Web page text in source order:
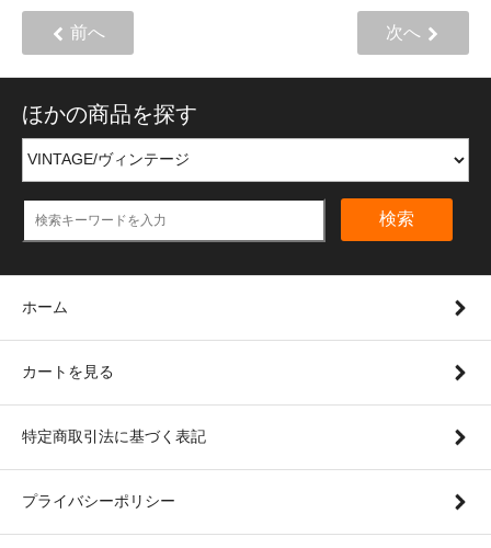
前へ 次へ
ほかの商品を探す
検索
ホーム
カートを見る
特定商取引法に基づく表記
プライバシーポリシー